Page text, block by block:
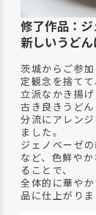
修了作品：
新しいうどん
茨城からご参
定観念を捨て
立派なかき揚げ
古き良きうど
分流にアレン
ました。
ジェノベーゼ
など、色鮮や
ることで、
全体的に華や
品に仕上がりま